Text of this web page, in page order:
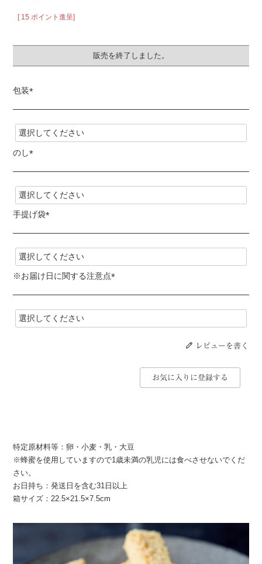
[ 15 ポイント進呈]
販売を終了しました。
包装
(
必
須
)
のし
(
須
)
手提げ袋
(
須
)
※お届け日に関する注意点
(
必
レビューを書く
お気に入りに登録する
特定原材料等：卵・小麦・乳・大豆
※蜂蜜を使用していますので1歳未満の乳児には食べさせないでくだ
さい。
お日持ち：発送日を含む31日以上
箱サイズ：22.5×21.5×7.5cm